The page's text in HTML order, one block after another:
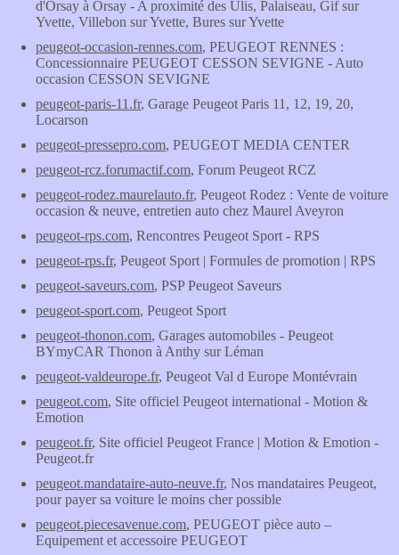
d'Orsay à Orsay - A proximité des Ulis, Palaiseau, Gif sur
Yvette, Villebon sur Yvette, Bures sur Yvette
peugeot-occasion-rennes.com, PEUGEOT RENNES :
Concessionnaire PEUGEOT CESSON SEVIGNE - Auto
occasion CESSON SEVIGNE
peugeot-paris-11.fr, Garage Peugeot Paris 11, 12, 19, 20,
Locarson
peugeot-pressepro.com, PEUGEOT MEDIA CENTER
peugeot-rcz.forumactif.com, Forum Peugeot RCZ
peugeot-rodez.maurelauto.fr, Peugeot Rodez : Vente de voiture
occasion & neuve, entretien auto chez Maurel Aveyron
peugeot-rps.com, Rencontres Peugeot Sport - RPS
peugeot-rps.fr, Peugeot Sport | Formules de promotion | RPS
peugeot-saveurs.com, PSP Peugeot Saveurs
peugeot-sport.com, Peugeot Sport
peugeot-thonon.com, Garages automobiles - Peugeot
BYmyCAR Thonon à Anthy sur Léman
peugeot-valdeurope.fr, Peugeot Val d Europe Montévrain
peugeot.com, Site officiel Peugeot international - Motion &
Emotion
peugeot.fr, Site officiel Peugeot France | Motion & Emotion -
Peugeot.fr
peugeot.mandataire-auto-neuve.fr, Nos mandataires Peugeot,
pour payer sa voiture le moins cher possible
peugeot.piecesavenue.com, PEUGEOT pièce auto –
Equipement et accessoire PEUGEOT